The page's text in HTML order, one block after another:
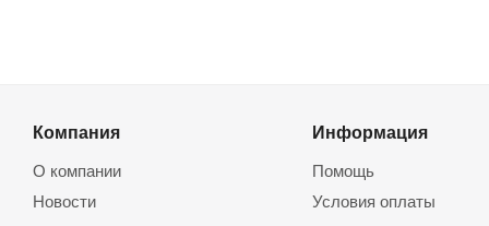
Компания
О компании
Новости
Информация
Помощь
Условия оплаты